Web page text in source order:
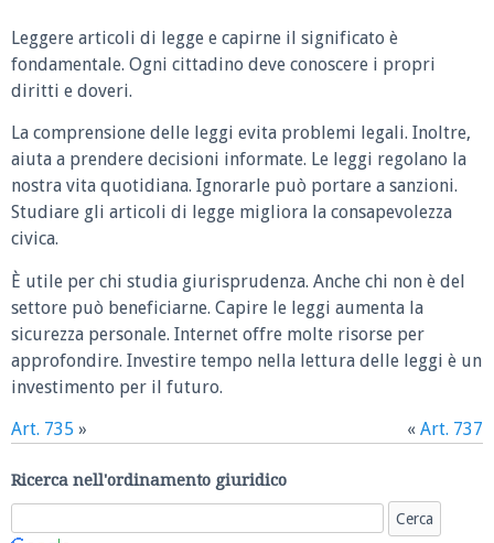
Leggere articoli di legge e capirne il significato è
fondamentale. Ogni cittadino deve conoscere i propri
diritti e doveri.
La comprensione delle leggi evita problemi legali. Inoltre,
aiuta a prendere decisioni informate. Le leggi regolano la
nostra vita quotidiana. Ignorarle può portare a sanzioni.
Studiare gli articoli di legge migliora la consapevolezza
civica.
È utile per chi studia giurisprudenza. Anche chi non è del
settore può beneficiarne. Capire le leggi aumenta la
sicurezza personale. Internet offre molte risorse per
approfondire. Investire tempo nella lettura delle leggi è un
investimento per il futuro.
Art. 735 » « Art. 737
Ricerca nell'ordinamento giuridico